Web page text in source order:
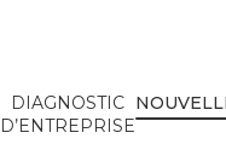
DIAGNOSTIC
D’ENTREPRISE